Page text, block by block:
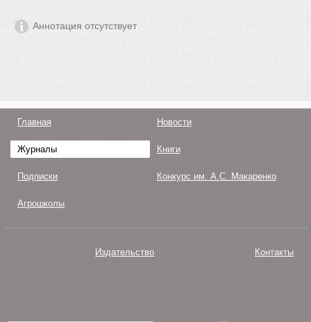
Аннотация отсутствует
Главная Новости
Журналы Книги
Подписки Конкурс им. А.С. Макаренко
Агрошколы
Издательство Контакты